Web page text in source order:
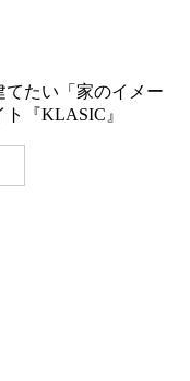
たい「家のイメー
『KLASIC』